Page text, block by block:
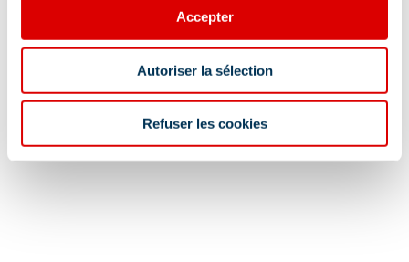
Accepter
Autoriser la sélection
Refuser les cookies